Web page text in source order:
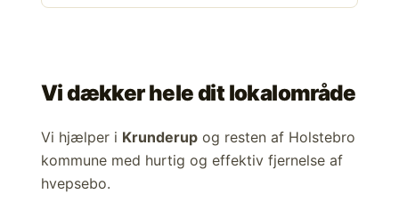
Vi dækker hele dit lokalområde
Vi hjælper i Krunderup og resten af Holstebro
kommune med hurtig og effektiv fjernelse af
hvepsebo.